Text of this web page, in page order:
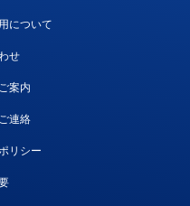
について
せ
案内
連絡
リシー